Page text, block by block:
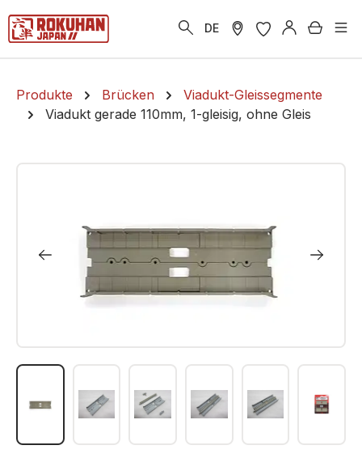
springen DE
Produkte Brücken
Viadukt-Gleissegmente
Viadukt gerade 110mm, 1-gleisig, ohne Gleis
Bildergalerie überspringen